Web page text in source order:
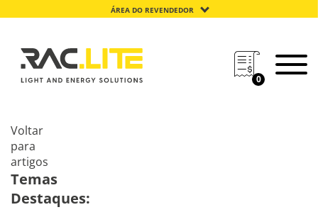
ÁREA DO REVENDEDOR
0
Voltar
para
artigos
Temas
Destaques: